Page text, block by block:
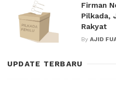
Firman
Pilkada,
Rakyat
By AJID
UPDATE TERBARU